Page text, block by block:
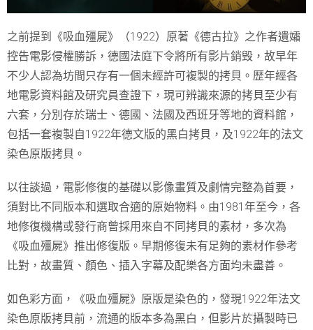
之前提到《吸血殭屍》（1922）原著《德古拉》之作者遺孀
控告電影侵權勝訴，德國法庭下令將所有影片銷毁，故早年
不少人認為坊間只存有一個未經許可複製的拷貝。歴年經各
地電影資料館及研究員查證下，現可辨識來源的拷貝至少有
六套，分別存於瑞士、德國、法國及西班牙等地的資料館，
包括一套複製自1922年德文版的黑白拷貝，及1922年的法文
染色原版拷貝。
以往談過，電影修復的基礎以影像畫質及劇情完整為首要，
須對比不同版本和選取合適的原始物料。由1981年至今，各
地修復機構或發行商曾採用來自不同拷貝的素材，多次為
《吸血殭屍》推出修復版。早期修復未有足夠的素材作參考
比對，故畫質、顏色、插入字幕及配樂各方面均未盡善。
如色彩方面，《吸血殭屍》原版是染色的，發現1922年法文
染色原版拷貝前，流通的版本多為黑白，但影片於攝製時已